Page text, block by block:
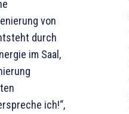
von
durch
im Saal,
ich!“,